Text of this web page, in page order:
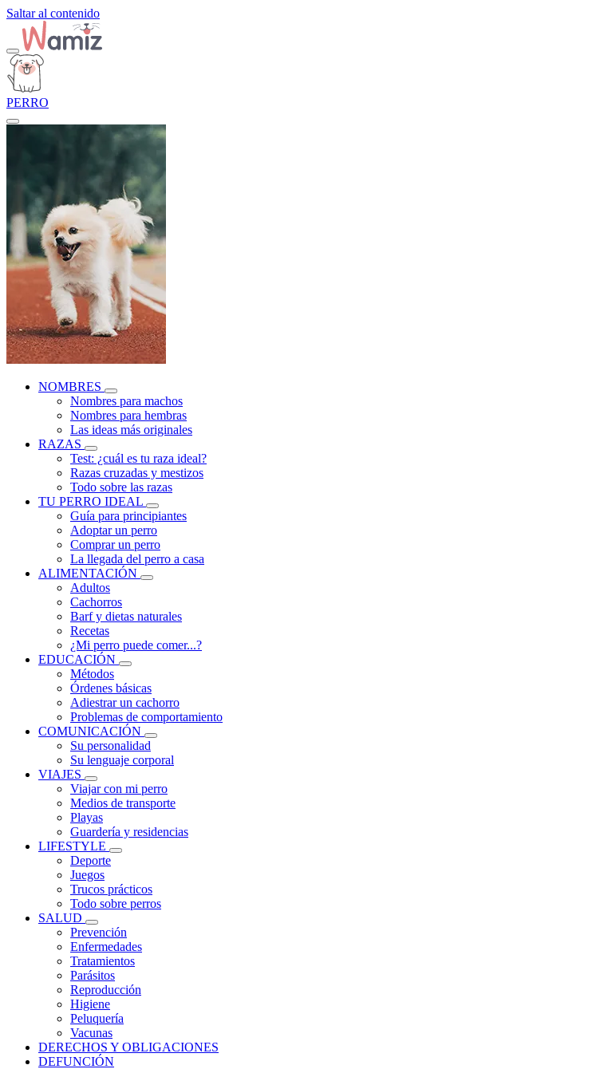
Saltar al contenido
PERRO
NOMBRES
Nombres para machos
Nombres para hembras
Las ideas más originales
RAZAS
Test: ¿cuál es tu raza ideal?
Razas cruzadas y mestizos
Todo sobre las razas
TU PERRO IDEAL
Guía para principiantes
Adoptar un perro
Comprar un perro
La llegada del perro a casa
ALIMENTACIÓN
Adultos
Cachorros
Barf y dietas naturales
Recetas
¿Mi perro puede comer...?
EDUCACIÓN
Métodos
Órdenes básicas
Adiestrar un cachorro
Problemas de comportamiento
COMUNICACIÓN
Su personalidad
Su lenguaje corporal
VIAJES
Viajar con mi perro
Medios de transporte
Playas
Guardería y residencias
LIFESTYLE
Deporte
Juegos
Trucos prácticos
Todo sobre perros
SALUD
Prevención
Enfermedades
Tratamientos
Parásitos
Reproducción
Higiene
Peluquería
Vacunas
DERECHOS Y OBLIGACIONES
DEFUNCIÓN